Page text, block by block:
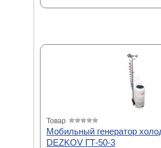
Товар
Мобильный генератор
DEZKOV ГТ-50-3